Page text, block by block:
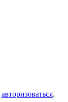
авторизоваться.